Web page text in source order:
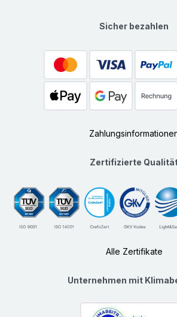
Sicher bezahlen
Zertifizierte
Alle Zertifikate
Unternehmen mit